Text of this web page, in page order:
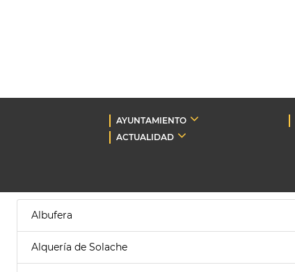
AYUNTAMIENTO
ACTUALIDAD
Albufera
Alquería de Solache